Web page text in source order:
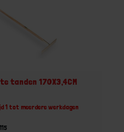
tanden 170X3,4CM
1 tot meerdere werkdagen